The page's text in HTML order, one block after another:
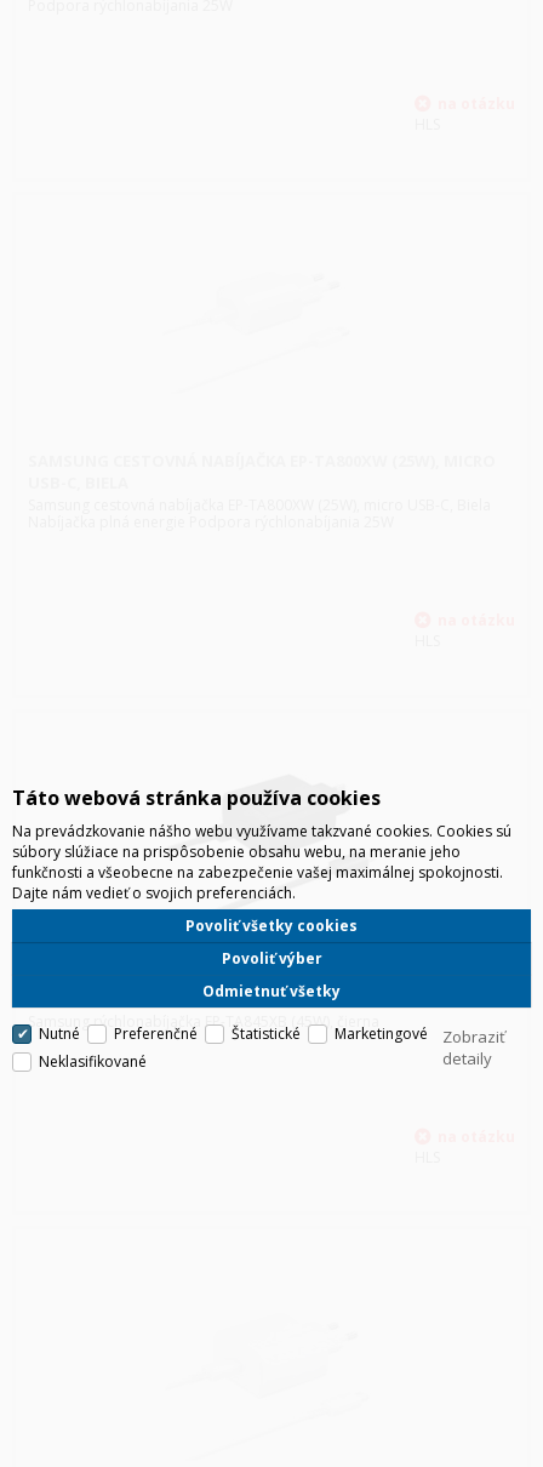
Samsung rýchlonabíjačka EP-TA845XB (45W), čierna
Táto webová stránka používa cookies
Na prevádzkovanie nášho webu využívame takzvané cookies. Cookies sú
súbory slúžiace na prispôsobenie obsahu webu, na meranie jeho
funkčnosti a všeobecne na zabezpečenie vašej maximálnej spokojnosti.
Dajte nám vedieť o svojich preferenciách.
Odmietnuť všetky
Povoliť výber
Povoliť všetky cookies
Nutné Preferenčné Štatistické
Marketingové
Neklasifikované
Zobraziť
detaily